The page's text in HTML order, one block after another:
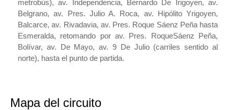
metrobús), av. Independencia, Bernardo De Irigoyen, av.
Belgrano, av. Pres. Julio A. Roca, av. Hipólito Yrigoyen,
Balcarce, av. Rivadavia, av. Pres. Roque Sáenz Peña hasta
Esmeralda, retomando por av. Pres. RoqueSáenz Peña,
Bolívar, av. De Mayo, av. 9 De Julio (carriles sentido al
norte), hasta el punto de partida.
Mapa del circuito